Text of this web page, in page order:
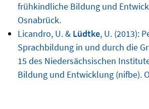
frühkindliche Bildung und
Osnabrück.
Licandro, U. & Lüdtke, U. (2013):
Sprachbildung in und durch die
15 des Niedersächsischen
Bildung und Entwicklung (nifbe).